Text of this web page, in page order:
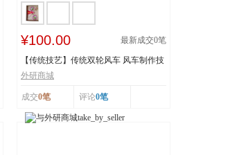
¥100.00 最新成交0笔
【传统技艺】传统双轮风车 风车制作技
艺 传承人：刘...
外研商城
成交0笔 评论0笔